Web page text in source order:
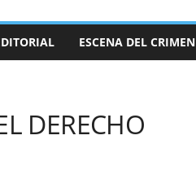
ESCENA DEL CRIMEN
DERECHO